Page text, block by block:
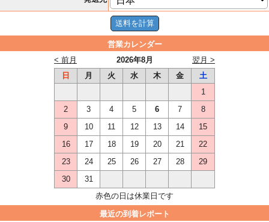
営業カレンダー
2026年8月
< 前月
翌月 >
日
月 火 水 木 金
土
1
2
3 4 5 6 7
8
9
10 11 12 13 14
15
16
17 18 19 20 21
22
23
24 25 26 27 28
29
30
31
赤色の日は休業日です
最近の到着レポート